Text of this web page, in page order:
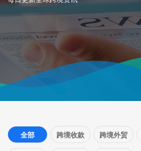
全部 跨境收款 跨境外贸